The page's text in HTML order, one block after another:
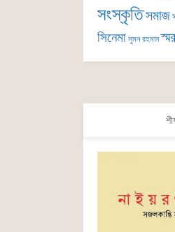
সংস্কৃতিসমাজ
সিনেমা সুমন রহমান